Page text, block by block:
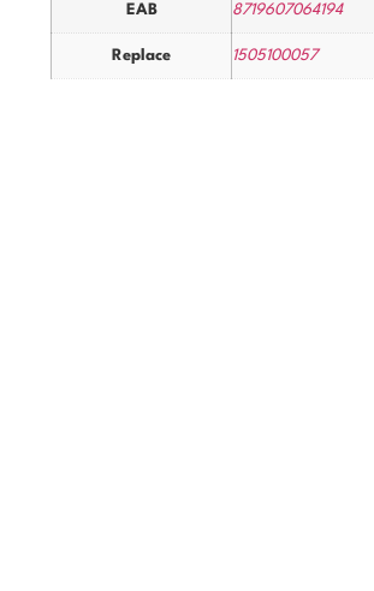
EAB 8719607064194
Replace 1505100057